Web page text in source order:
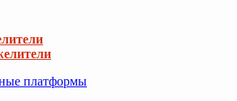
платформы